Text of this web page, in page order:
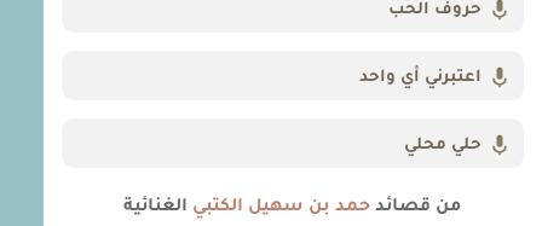
حروف الحب
اعتبرني أي واحد
حلي محلي
من قصائد حمد بن سهيل الكتبي الغنائية